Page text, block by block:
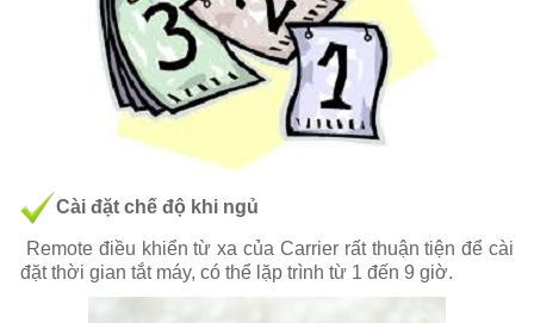
Cài đặt chế độ khi ngủ
Remote điều khiển từ xa của Carrier rất thuận tiện để cài
đặt thời gian tắt máy, có thể lặp trình từ 1 đến 9 giờ.